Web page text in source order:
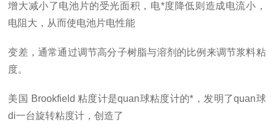
增大减小了电池片的受光面积，电*度降低则造成电流小，
电阻大，从而使电池片电性能
变差，通常通过调节高分子树脂与溶剂的比例来调节浆料粘
度。
美国 Brookfield 粘度计是quan球粘度计的*，发明了quan球
di一台旋转粘度计，创造了